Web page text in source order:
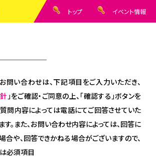
トップ イベント情報
問い合わせは、下記項目をご入力いただき、
」をご確認・ご同意の上、「確認する」ボタンを
質問内容によっては電話にてご回答させていた
す。また、お問い合わせ内容によっては、回答に
合や、回答できかねる場合がございますので、
必須項目